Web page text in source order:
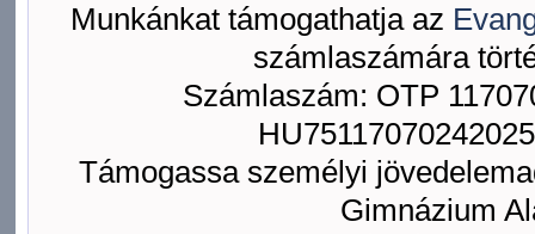
Munkánkat támogathatja az
számlaszámára
Számlaszám: OTP
Támogassa személyi
Gimnázium